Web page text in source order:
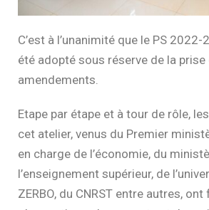
C’est à l’unanimité que le PS 2022-
été adopté sous réserve de la
amendements.
Etape par étape et à tour de rôle,
cet atelier, venus du Premier
en charge de l’économie, du
l’enseignement supérieur, de
ZERBO, du CNRST entre autres,